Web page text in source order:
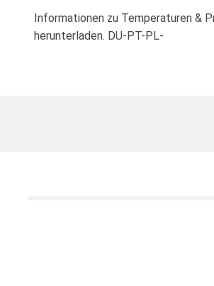
Informationen zu Temperaturen &
herunterladen. DU-PT-PL-